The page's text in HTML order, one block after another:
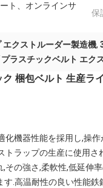
ト、オンラインサ
保
エクストルーダー製造機,
ラスチックベルト エク
梱包ベルト 生産ラ
機器性能を採用し,操
ラップの生産に使用さ
その強さ,柔軟性,低延伸
.高温耐性の良い性能